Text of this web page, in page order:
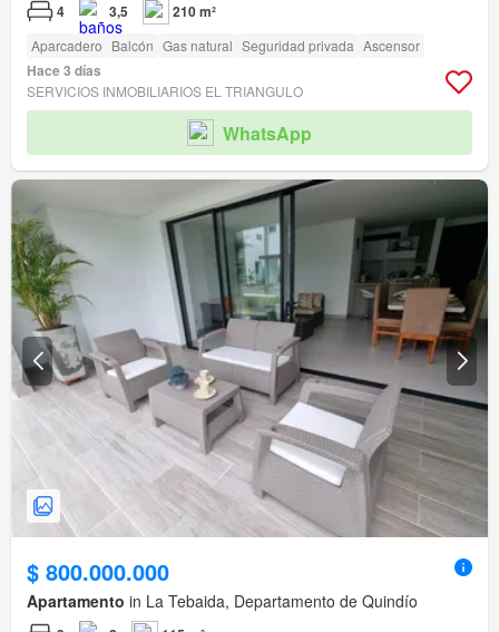
4 3,5 210 m²
Aparcadero Balcón Gas natural Seguridad privada Ascensor
Hace 3 días
SERVICIOS INMOBILIARIOS EL TRIANGULO
WhatsApp
$ 800.000.000
Apartamento in La Tebaida, Departamento de Quindío